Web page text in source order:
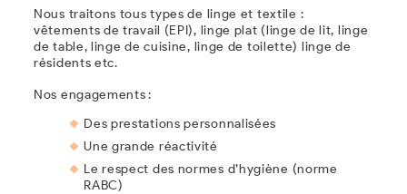
Nous traitons tous types de linge et textile :
vêtements de travail (EPI), linge plat (linge de lit, linge
de table, linge de cuisine, linge de toilette) linge de
résidents etc.
Nos engagements :
Des prestations personnalisées
Une grande réactivité
Le respect des normes d’hygiène (norme
RABC)